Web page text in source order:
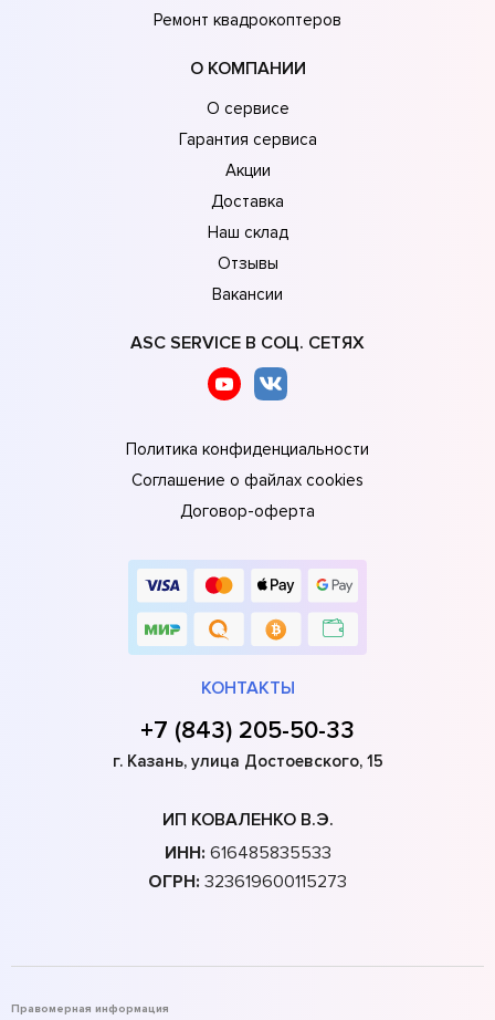
Ремонт квадрокоптеров
О КОМПАНИИ
О сервисе
Гарантия сервиса
Акции
Доставка
Наш склад
Отзывы
Вакансии
ASC SERVICE В СОЦ. СЕТЯХ
Политика конфиденциальности
Соглашение о файлах cookies
Договор-оферта
КОНТАКТЫ
+7 (843) 205-50-33
г. Казань, улица Достоевского, 15
ИП КОВАЛЕНКО В.Э.
ИНН: 616485835533
ОГРН: 323619600115273
Правомерная информация